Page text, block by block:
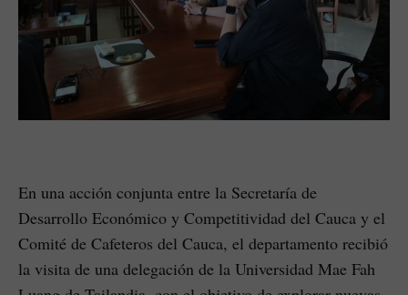
En una acción conjunta entre la Secretaría de
Desarrollo Económico y Competitividad del Cauca y el
Comité de Cafeteros del Cauca, el departamento recibió
la visita de una delegación de la Universidad Mae Fah